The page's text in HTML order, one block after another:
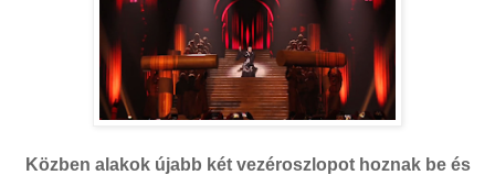
Közben alakok újabb két vezéroszlopot hoznak be és